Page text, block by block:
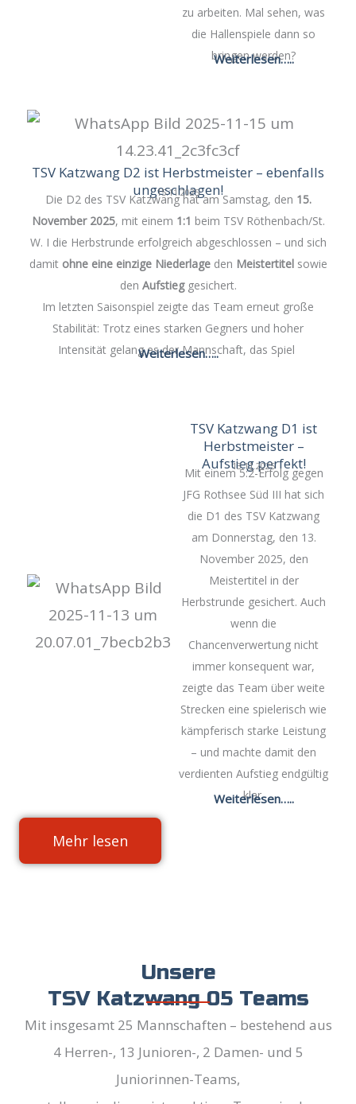
zu arbeiten. Mal sehen, was
die Hallenspiele dann so
bringen werden?
Weiterlesen…..
TSV Katzwang D2 ist Herbstmeister – ebenfalls
ungeschlagen!
15.11.2025
Die D2 des TSV Katzwang hat am Samstag, den 15.
November 2025, mit einem 1:1 beim TSV Röthenbach/St.
W. I die Herbstrunde erfolgreich abgeschlossen – und sich
damit ohne eine einzige Niederlageden Meistertitelsowie
den Aufstieggesichert.
Im letzten Saisonspiel zeigte das Team erneut große
Stabilität: Trotz eines starken Gegners und hoher
Intensität gelang es der Mannschaft, das Spiel
Weiterlesen…..
TSV Katzwang D1 ist
Herbstmeister –
Aufstieg perfekt!
13.11.2025
Mit einem 5:2-Erfolg gegen
JFG Rothsee Süd III hat sich
die D1 des TSV Katzwang
am Donnerstag, den 13.
November 2025, den
Meistertitel in der
Herbstrunde gesichert. Auch
wenn die
Chancenverwertung nicht
immer konsequent war,
zeigte das Team über weite
Strecken eine spielerisch wie
kämpferisch starke Leistung
– und machte damit den
verdienten Aufstieg endgültig
klar.
Weiterlesen…..
Mehr lesen
Unsere
TSV Katzwang 05 Teams
Mit insgesamt 25 Mannschaften – bestehend aus
4 Herren-, 13 Junioren-, 2 Damen- und 5
Juniorinnen-Teams,